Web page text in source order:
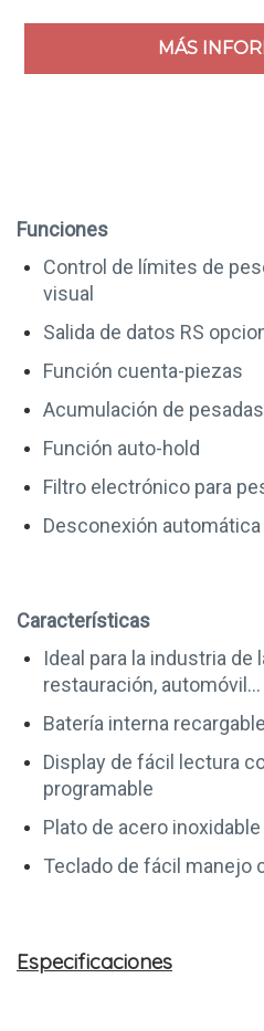
MÁS
Funciones
Control de límites de
visual
Salida de datos RS
Función cuenta-piezas
Acumulación de pesadas
Función auto-hold
Filtro electrónico para
Desconexión
Características
Ideal para la industria de
restauración, automóvil…
Batería interna recargable
Display de fácil lectura
programable
Plato de acero inoxidable
Teclado de fácil manejo
Especificaciones